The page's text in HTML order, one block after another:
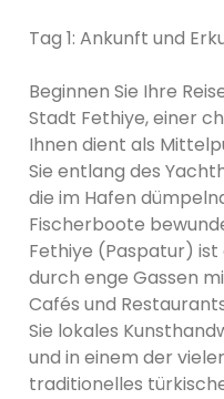
Tag 1: Ankunft und
Beginnen Sie Ihre
Stadt Fethiye, einer
Ihnen dient als
Sie entlang des
die im Hafen
Fischerboote
Fethiye (Paspatur)
durch enge Gassen
Cafés und
Sie lokales
und in einem der
traditionelles